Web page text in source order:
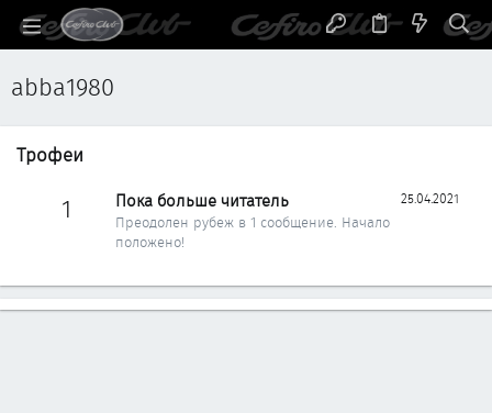
abba1980
Трофеи
1 25.04.2021
Пока больше читатель
Преодолен рубеж в 1 сообщение. Начало
положено!